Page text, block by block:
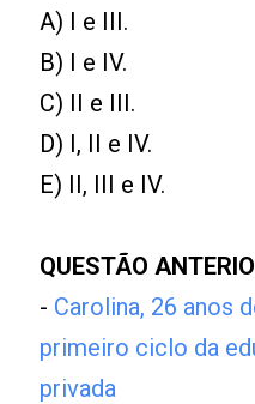
A) I e III.
B) I e IV.
C) II e III.
D) I, II e IV.
E) II, III e IV.
QUESTÃO
- Carolina, 26 anos
primeiro ciclo da
privada